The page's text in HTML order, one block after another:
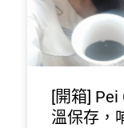
[開箱]
溫保存，